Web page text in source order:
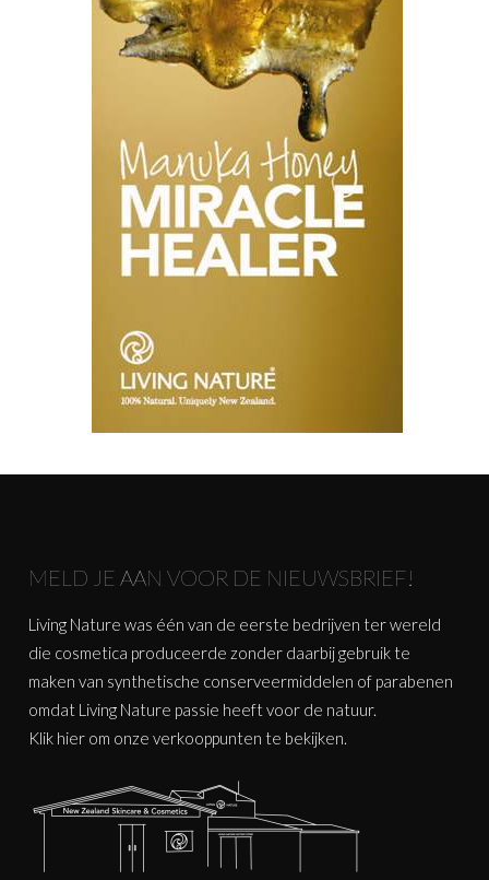
MELD JE AAN VOOR DE NIEUWSBRIEF!
Living Nature was één van de eerste bedrijven ter wereld
die cosmetica produceerde zonder daarbij gebruik te
maken van synthetische conserveermiddelen of parabenen
omdat Living Nature passie heeft voor de natuur.
Klik hier om onze verkooppunten te bekijken.